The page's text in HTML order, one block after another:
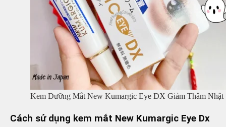
Kem Dưỡng Mắt New Kumargic Eye DX Giảm Thâm Nhật
Cách sử dụng kem mắt New Kumargic Eye Dx